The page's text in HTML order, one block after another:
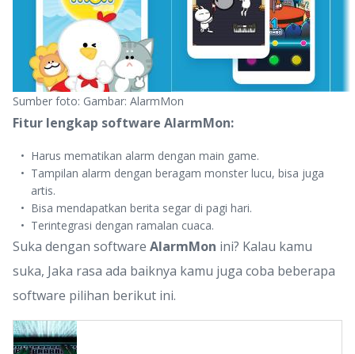
Sumber foto: Gambar: AlarmMon
Fitur lengkap software AlarmMon:
Harus mematikan alarm dengan main game.
Tampilan alarm dengan beragam monster lucu, bisa juga
artis.
Bisa mendapatkan berita segar di pagi hari.
Terintegrasi dengan ramalan cuaca.
Suka dengan software AlarmMon ini? Kalau kamu
suka, Jaka rasa ada baiknya kamu juga coba beberapa
software pilihan berikut ini.